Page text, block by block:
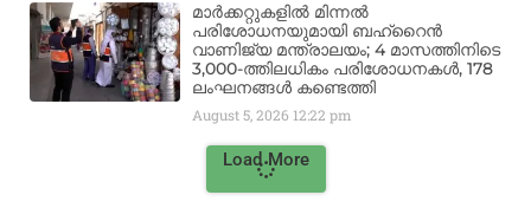
മാർക്കറ്റുകളിൽ മിന്നൽ
പരിശോധനയുമായി ബഹ്‌റൈൻ
വാണിജ്യ മന്ത്രാലയം; 4 മാസത്തിനിടെ
3,000-ത്തിലധികം പരിശോധനകൾ, 178
ലംഘനങ്ങൾ കണ്ടെത്തി
August 5, 2026 12:22 pm
Load More